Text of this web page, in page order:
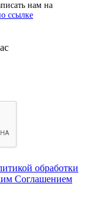
нам на
ссылке
обработки
Соглашением